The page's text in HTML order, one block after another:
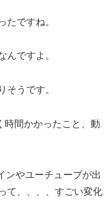
たですね。
んですよ。
そうです。
時間かかったこと、動
ンやユーチューブが出
て、、、、すごい変化